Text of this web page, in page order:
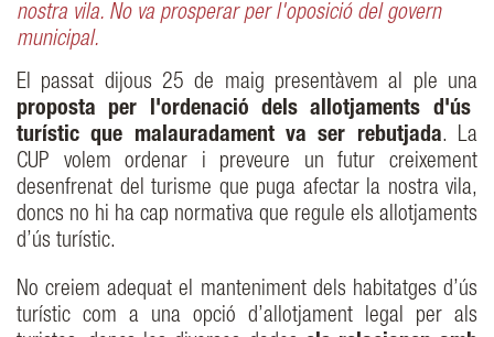
nostra vila. No va prosperar per l'oposició del govern
municipal.
El passat dijous 25 de maig presentàvem al ple una
proposta per l'ordenació dels allotjaments d'ús
turístic que malauradament va ser rebutjada. La
CUP volem ordenar i preveure un futur creixement
desenfrenat del turisme que puga afectar la nostra vila,
doncs no hi ha cap normativa que regule els allotjaments
d’ús turístic.
No creiem adequat el manteniment dels habitatges d’ús
turístic com a una opció d’allotjament legal per als